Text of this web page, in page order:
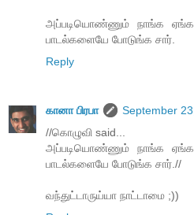
அப்படியொண்ணும் நாங்க
பாடல்களையே போடுங்க சார்.
Reply
கானா பிரபா
September
//கொழுவி said...
அப்படியொண்ணும் நாங்க
பாடல்களையே போடுங்க சார்.//
வந்துட்டாருய்யா நாட்டாமை ;))